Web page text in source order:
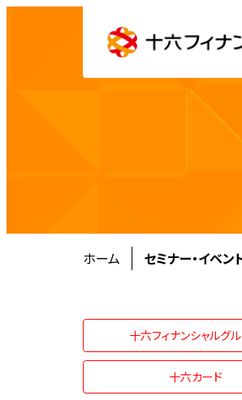
ホーム セミナー・イベン
十六フィナンシャルグ
十六カード